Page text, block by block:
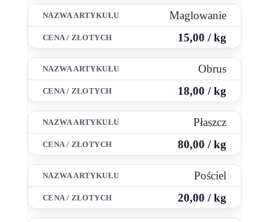
Maglowanie
15,00 / kg
Obrus
18,00 / kg
Płaszcz
80,00 / kg
Pościel
20,00 / kg